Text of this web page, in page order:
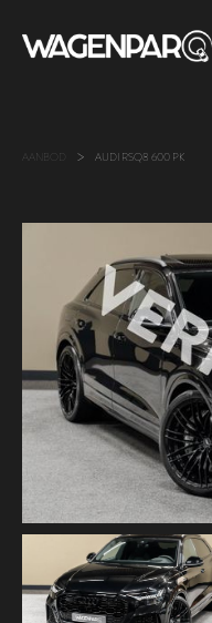
AANBOD > AUDI RSQ8 600 PK
VERKOCHT